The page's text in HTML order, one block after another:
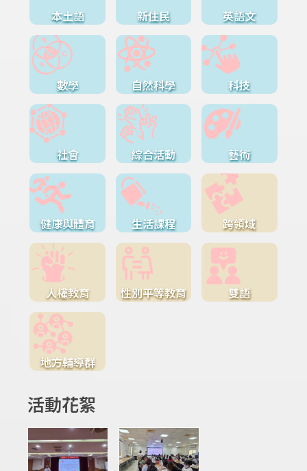
本土語 新住民 英語文
數學 自然科學 科技
社會 綜合活動 藝術
健康與體育 生活課程 跨領域
人權教育 性別平等教育 雙語
地方輔導群
活動花絮